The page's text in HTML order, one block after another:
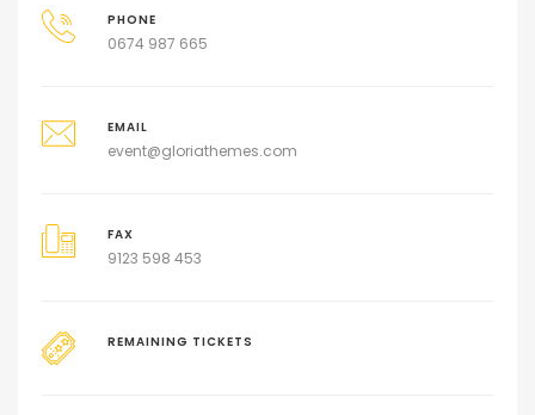
PHONE
0674 987 665
EMAIL
event@gloriathemes.com
FAX
9123 598 453
REMAINING TICKETS